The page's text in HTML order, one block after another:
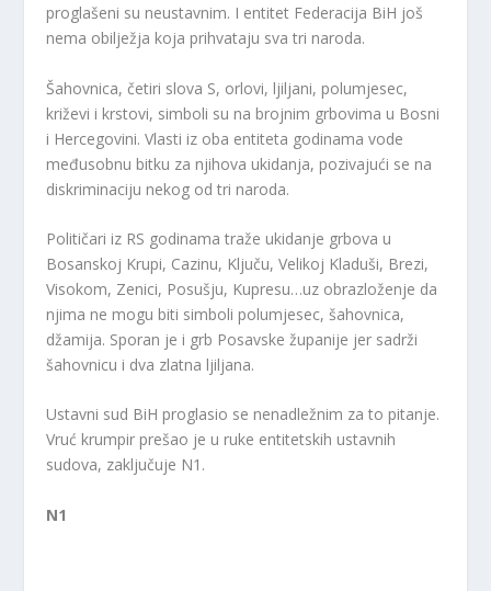
proglašeni su neustavnim. I entitet Federacija BiH još
nema obilježja koja prihvataju sva tri naroda.
Šahovnica, četiri slova S, orlovi, ljiljani, polumjesec,
križevi i krstovi, simboli su na brojnim grbovima u Bosni
i Hercegovini. Vlasti iz oba entiteta godinama vode
međusobnu bitku za njihova ukidanja, pozivajući se na
diskriminaciju nekog od tri naroda.
Političari iz RS godinama traže ukidanje grbova u
Bosanskoj Krupi, Cazinu, Ključu, Velikoj Kladuši, Brezi,
Visokom, Zenici, Posušju, Kupresu…uz obrazloženje da
njima ne mogu biti simboli polumjesec, šahovnica,
džamija. Sporan je i grb Posavske županije jer sadrži
šahovnicu i dva zlatna ljiljana.
Ustavni sud BiH proglasio se nenadležnim za to pitanje.
Vruć krumpir prešao je u ruke entitetskih ustavnih
sudova, zaključuje N1.
N1